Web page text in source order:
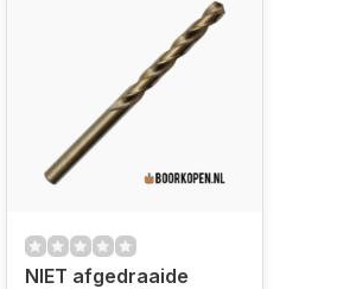
NIET afgedraaide